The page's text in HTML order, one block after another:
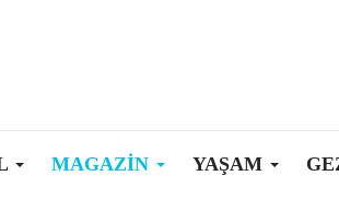
MAGAZIN YAŞAM